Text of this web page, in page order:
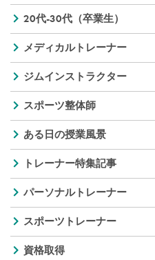
20代-30代（卒業生）
メディカルトレーナー
ジムインストラクター
スポーツ整体師
ある日の授業風景
トレーナー特集記事
パーソナルトレーナー
スポーツトレーナー
資格取得